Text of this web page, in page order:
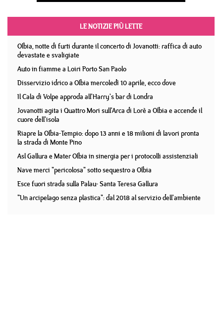
LE NOTIZIE PIÙ LETTE
Olbia, notte di furti durante il concerto di Jovanotti: raffica di auto
devastate e svaligiate
Auto in fiamme a Loiri Porto San Paolo
Disservizio idrico a Olbia mercoledì 10 aprile, ecco dove
Il Cala di Volpe approda all'Harry's bar di Londra
Jovanotti agita i Quattro Mori sull'Arca di Lorè a Olbia e accende il
cuore dell'isola
Riapre la Olbia-Tempio: dopo 13 anni e 18 milioni di lavori pronta
la strada di Monte Pino
Asl Gallura e Mater Olbia in sinergia per i protocolli assistenziali
Nave merci "pericolosa" sotto sequestro a Olbia
Esce fuori strada sulla Palau- Santa Teresa Gallura
"Un arcipelago senza plastica": dal 2018 al servizio dell'ambiente